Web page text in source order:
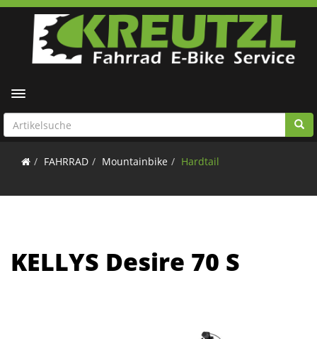
Toggle navigation
FAHRRAD Mountainbike Hardtail
KELLYS Desire 70 S